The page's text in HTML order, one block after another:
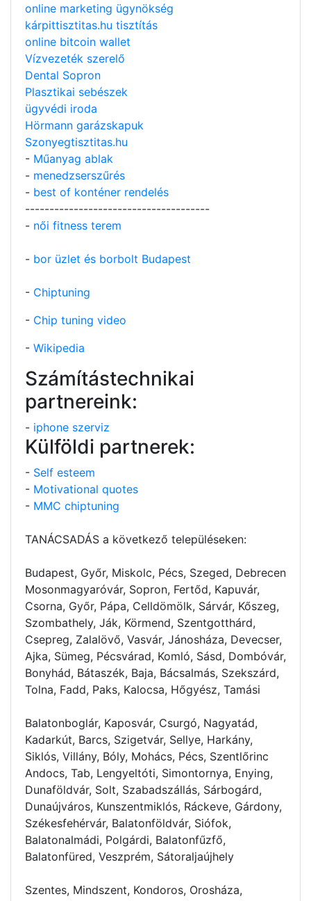
online marketing ügynökség
kárpittisztitas.hu tisztítás
online bitcoin wallet
Vízvezeték szerelő
Dental Sopron
Plasztikai sebészek
ügyvédi iroda
Hörmann garázskapuk
Szonyegtisztitas.hu
- Műanyag ablak
- menedzserszűrés
- best of konténer rendelés
--------------------------------------
- női fitness terem
- bor üzlet és borbolt Budapest
- Chiptuning
- Chip tuning video
- Wikipedia
Számítástechnikai
partnereink:
- iphone szerviz
Külföldi partnerek:
- Self esteem
- Motivational quotes
- MMC chiptuning
TANÁCSADÁS a következő településeken:
Budapest, Győr, Miskolc, Pécs, Szeged, Debrecen
Mosonmagyaróvár, Sopron, Fertőd, Kapuvár,
Csorna, Győr, Pápa, Celldömölk, Sárvár, Kőszeg,
Szombathely, Ják, Körmend, Szentgotthárd,
Csepreg, Zalalövő, Vasvár, Jánosháza, Devecser,
Ajka, Sümeg, Pécsvárad, Komló, Sásd, Dombóvár,
Bonyhád, Bátaszék, Baja, Bácsalmás, Szekszárd,
Tolna, Fadd, Paks, Kalocsa, Hőgyész, Tamási
Balatonboglár, Kaposvár, Csurgó, Nagyatád,
Kadarkút, Barcs, Szigetvár, Sellye, Harkány,
Siklós, Villány, Bóly, Mohács, Pécs, Szentlőrinc
Andocs, Tab, Lengyeltóti, Simontornya, Enying,
Dunaföldvár, Solt, Szabadszállás, Sárbogárd,
Dunaújváros, Kunszentmiklós, Ráckeve, Gárdony,
Székesfehérvár, Balatonföldvár, Siófok,
Balatonalmádi, Polgárdi, Balatonfűzfő,
Balatonfüred, Veszprém, Sátoraljaújhely
Szentes, Mindszent, Kondoros, Orosháza,